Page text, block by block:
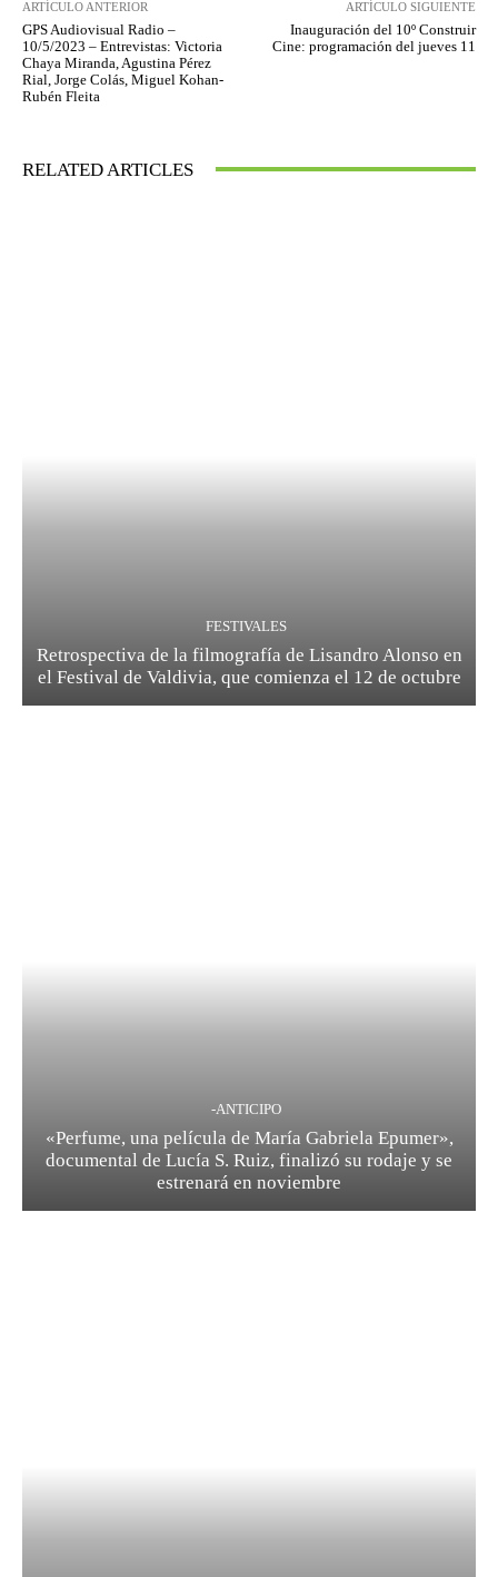
ARTÍCULO ANTERIOR
GPS Audiovisual Radio –
10/5/2023 – Entrevistas: Victoria
Chaya Miranda, Agustina Pérez
Rial, Jorge Colás, Miguel Kohan-
Rubén Fleita
ARTÍCULO SIGUIENTE
Inauguración del 10º Construir
Cine: programación del jueves 11
RELATED ARTICLES
FESTIVALES
Retrospectiva de la filmografía de Lisandro Alonso en
el Festival de Valdivia, que comienza el 12 de octubre
-ANTICIPO
«Perfume, una película de María Gabriela Epumer»,
documental de Lucía S. Ruiz, finalizó su rodaje y se
estrenará en noviembre